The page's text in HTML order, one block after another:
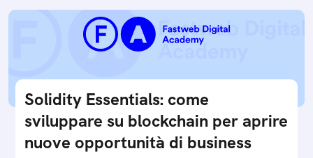
Solidity Essentials: come
sviluppare su blockchain per aprire
nuove opportunità di business